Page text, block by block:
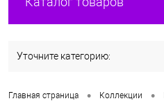
Уточните категорию:
Главная страница • Коллекции •